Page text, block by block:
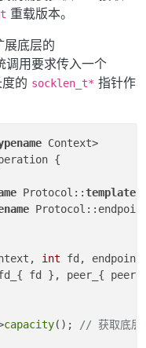
重载版本。
展底层的
调用要求传入一个
的 socklen_t* 指针作
Protocol::template
int fd,
fd }, peer_{ peer
capacity();
// 获取底层